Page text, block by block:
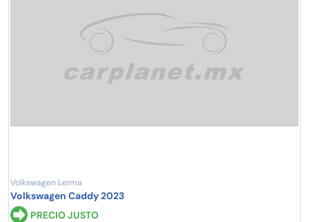
Volkswagen Lerma
Volkswagen Caddy 2023
PRECIO JUSTO